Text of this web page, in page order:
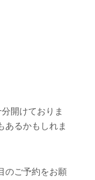
開けておりま
あるかもしれま
のご予約をお願